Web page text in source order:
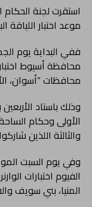
استقرت لجنة الحكام
موعد اختبار اللياقة
محافظة أسيوط
محافظات “أسوان،
وذلك باستاد
الأولى وحكام
والثالثة اللذين
الفيوم اختبارات
المنيا، بني سويف